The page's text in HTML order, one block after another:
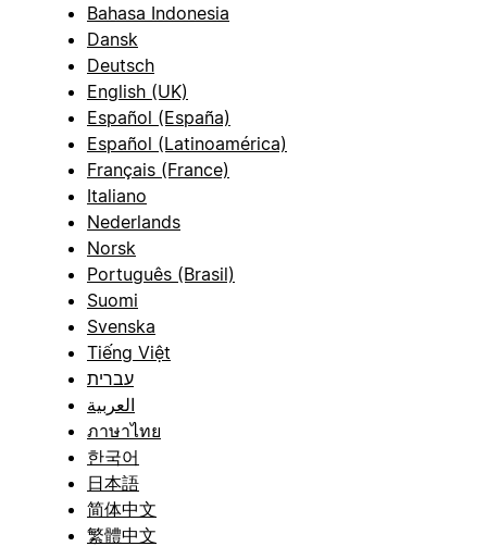
Bahasa Indonesia
Dansk
Deutsch
English (UK)
Español (España)
Español (Latinoamérica)
Français (France)
Italiano
Nederlands
Norsk
Português (Brasil)
Suomi
Svenska
Tiếng Việt
עברית
العربية
ภาษาไทย
한국어
日本語
简体中文
繁體中文